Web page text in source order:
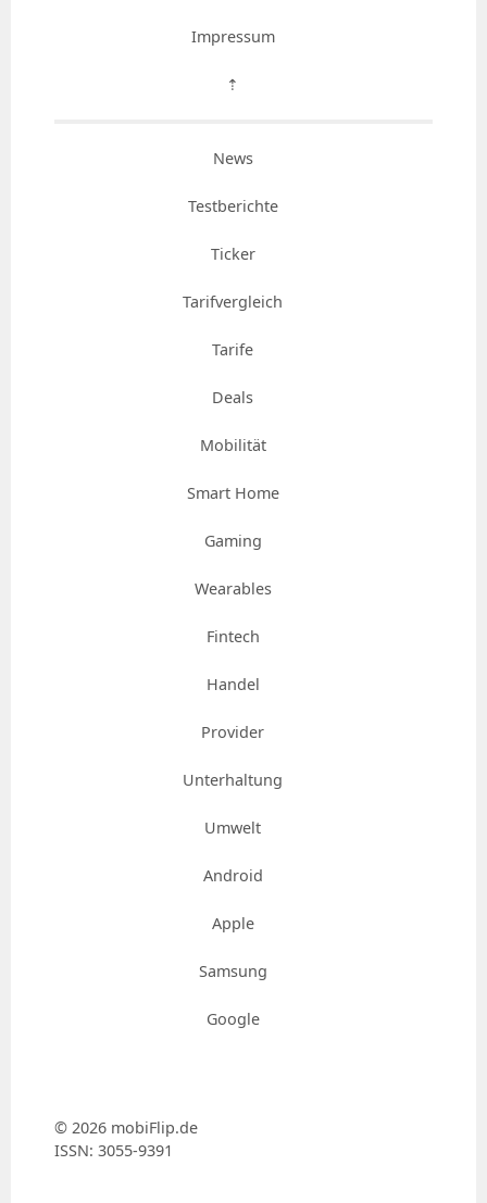
Impressum
⇡
News
Testberichte
Ticker
Tarifvergleich
Tarife
Deals
Mobilität
Smart Home
Gaming
Wearables
Fintech
Handel
Provider
Unterhaltung
Umwelt
Android
Apple
Samsung
Google
© 2026 mobiFlip.de
ISSN: 3055-9391